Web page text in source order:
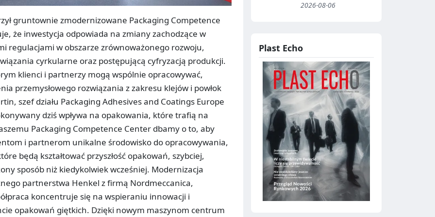
gruntownie zmodernizowane Packaging Competence
że inwestycja odpowiada na zmiany zachodzące w
regulacjami w obszarze zrównoważonego rozwoju,
cyrkularne oraz postępującą cyfryzacją produkcji.
klienci i partnerzy mogą wspólnie opracowywać,
przemysłowego rozwiązania z zakresu klejów i powłok
szef działu Packaging Adhesives and Coatings Europe
dziś wpływa na opakowania, które trafią na
Packaging Competence Center dbamy o to, aby
i partnerom unikalne środowisko do opracowywania,
będą kształtować przyszłość opakowań, szybciej,
sposób niż kiedykolwiek wcześniej. Modernizacja
partnerstwa Henkel z firmą Nordmeccanica,
koncentruje się na wspieraniu innowacji i
opakowań giętkich. Dzięki nowym maszynom centrum
2026-08-06
Plast Echo